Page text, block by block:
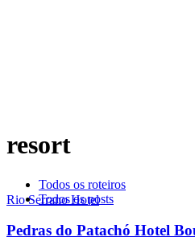
Rio Serrano Hotel
resort
Todos os roteiros
Todos os posts
Pedras do Patachó Hotel